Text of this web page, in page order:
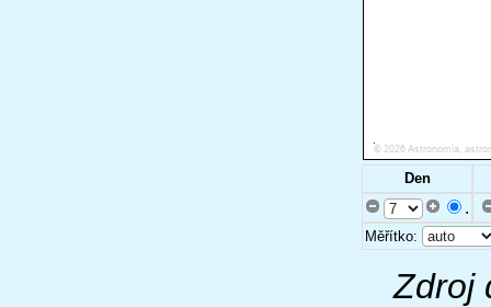
Den
.
Měřítko:
Zdroj